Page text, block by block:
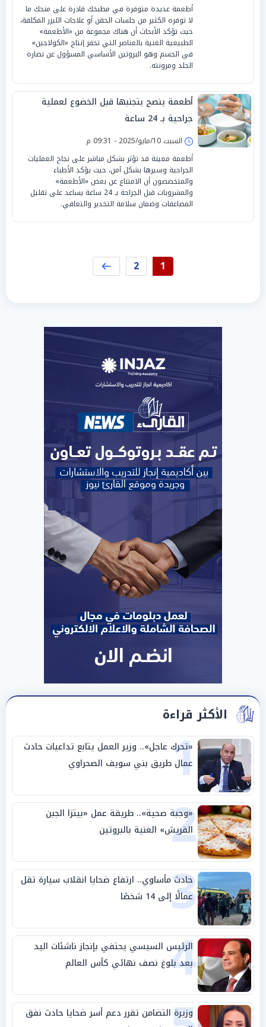
أطعمة عديدة متوفرة في مطبخك قادرة على منحك ما
لا توفره الكثير من جلسات الحقن أو علاجات الليزر المكلفة،
حيث تؤكد الأبحاث أن هناك مجموعة من «الأطعمة»
الطبيعية الغنية بالعناصر التي تحفز إنتاج «الكولاجين»
في الجسم وهو البروتين الأساسي المسؤول عن نضارة
الجلد ومرونته.
أطعمة ينصح بتجنبها قبل الخضوع لعملية
جراحية بـ 24 ساعة
السبت 10/مايو/2025 - 09:31 م
أطعمة معينة قد تؤثر بشكل مباشر على نجاح العمليات
الجراحية وسيرها بشكل آمن، حيث يؤكد الأطباء
والمتخصصون أن الامتناع عن بعض «الأطعمة»
والمشروبات قبل الجراحة بـ 24 ساعة يساعد على تقليل
المضاعفات وضمان سلامة التخدير والتعافي.
1
2
الأكثر قراءة
1
«تحرك عاجل».. وزير العمل يتابع تداعيات حادث
عمال طريق بني سويف الصحراوي
2
«وجبة صحية».. طريقة عمل «بيتزا الجبن
القريش» الغنية بالبروتين
3
حادث مأساوي.. ارتفاع ضحايا انقلاب سيارة تقل
عمالًا إلى 14 شخصًا
4
الرئيس السيسي يحتفي بإنجاز ناشئات اليد
بعد بلوغ نصف نهائي كأس العالم
وزيرة التضامن تقرر دعم أسر ضحايا حادث نفق